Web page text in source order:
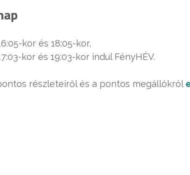
kor és 18:05-kor,
kor és 19:03-kor indul FényHÉV.
részleteiről és a pontos megállókról